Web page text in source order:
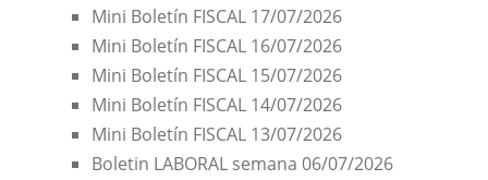
Mini Boletín FISCAL 17/07/2026
Mini Boletín FISCAL 16/07/2026
Mini Boletín FISCAL 15/07/2026
Mini Boletín FISCAL 14/07/2026
Mini Boletín FISCAL 13/07/2026
Boletin LABORAL semana 06/07/2026